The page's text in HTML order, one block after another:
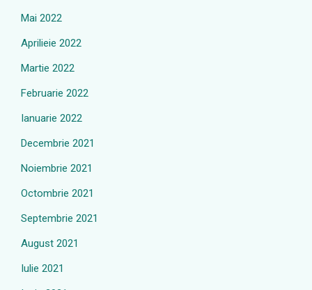
Mai 2022
Aprilieie 2022
Martie 2022
Februarie 2022
Ianuarie 2022
Decembrie 2021
Noiembrie 2021
Octombrie 2021
Septembrie 2021
August 2021
Iulie 2021